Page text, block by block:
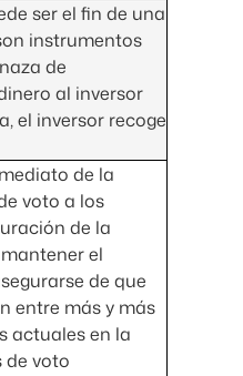
ser el fin de una
instrumentos
de
al inversor
el inversor recoge
de la
voto a los
de la
el
de que
entre más y más
actuales en la
de voto